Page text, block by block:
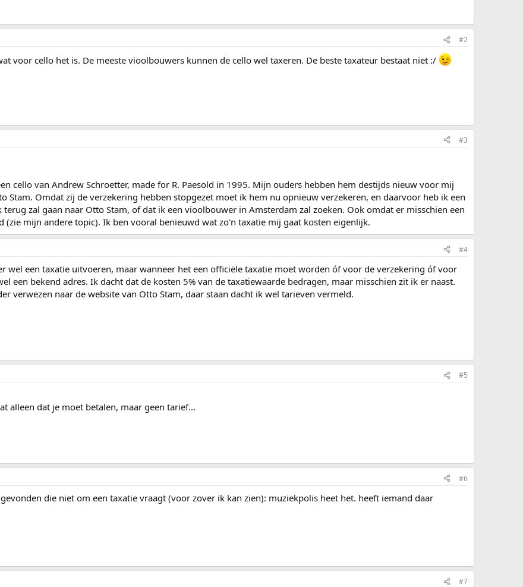
#2
voor cello het is. De meeste vioolbouwers kunnen de cello wel taxeren. De beste taxateur bestaat niet :/
#3
cello van Andrew Schroetter, made for R. Paesold in 1995. Mijn ouders hebben hem destijds nieuw voor mij
Stam. Omdat zij de verzekering hebben stopgezet moet ik hem nu opnieuw verzekeren, en daarvoor heb ik een
zal gaan naar Otto Stam, of dat ik een vioolbouwer in Amsterdam zal zoeken. Ook omdat er misschien een
(zie mijn andere topic). Ik ben vooral benieuwd wat zo'n taxatie mij gaat kosten eigenlijk.
#4
wel een taxatie uitvoeren, maar wanneer het een officiële taxatie moet worden óf voor de verzekering óf voor
een bekend adres. Ik dacht dat de kosten 5% van de taxatiewaarde bedragen, maar misschien zit ik er naast.
verwezen naar de website van Otto Stam, daar staan dacht ik wel tarieven vermeld.
#5
alleen dat je moet betalen, maar geen tarief...
#6
die niet om een taxatie vraagt (voor zover ik kan zien): muziekpolis heet het. heeft iemand daar
#7